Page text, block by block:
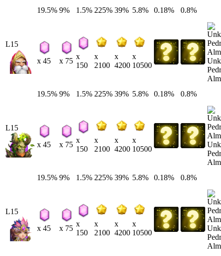
19.5% 9% 1.5% 225% 39% 5.8% 0.18% 0.8%
L15
x 45 x 75
x
150
x
2100
x
4200
x
10500
19.5% 9% 1.5% 225% 39% 5.8% 0.18% 0.8%
L15
x 45 x 75
x
150
x
2100
x
4200
x
10500
19.5% 9% 1.5% 225% 39% 5.8% 0.18% 0.8%
L15
x 45 x 75
x
150
x
2100
x
4200
x
10500